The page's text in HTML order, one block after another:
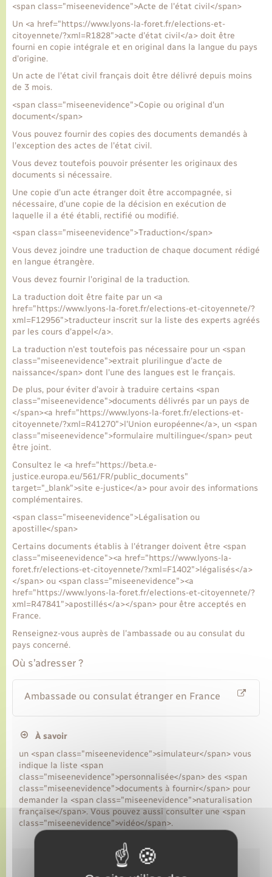
<span class="miseenevidence">Acte de l'état civil</span>
Un <a href="https://www.lyons-la-foret.fr/elections-et-
citoyennete/?xml=R1828">acte d'état civil</a> doit être
fourni en copie intégrale et en original dans la langue du pays
d'origine.
Un acte de l'état civil français doit être délivré depuis moins
de 3 mois.
<span class="miseenevidence">Copie ou original d'un
document</span>
Vous pouvez fournir des copies des documents demandés à
l'exception des actes de l'état civil.
Vous devez toutefois pouvoir présenter les originaux des
documents si nécessaire.
Une copie d'un acte étranger doit être accompagnée, si
nécessaire, d'une copie de la décision en exécution de
laquelle il a été établi, rectifié ou modifié.
<span class="miseenevidence">Traduction</span>
Vous devez joindre une traduction de chaque document rédigé
en langue étrangère.
Vous devez fournir l'original de la traduction.
La traduction doit être faite par un <a
href="https://www.lyons-la-foret.fr/elections-et-citoyennete/?
xml=F12956">traducteur inscrit sur la liste des experts agréés
par les cours d'appel</a>.
La traduction n'est toutefois pas nécessaire pour un <span
class="miseenevidence">extrait plurilingue d'acte de
naissance</span> dont l'une des langues est le français.
De plus, pour éviter d'avoir à traduire certains <span
class="miseenevidence">documents délivrés par un pays de
</span><a href="https://www.lyons-la-foret.fr/elections-et-
citoyennete/?xml=R41270">l'Union européenne</a>, un <span
class="miseenevidence">formulaire multilingue</span> peut
être joint.
Consultez le <a href="https://beta.e-
justice.europa.eu/561/FR/public_documents"
target="_blank">site e-justice</a> pour avoir des informations
complémentaires.
<span class="miseenevidence">Légalisation ou
apostille</span>
Certains documents établis à l'étranger doivent être <span
class="miseenevidence"><a href="https://www.lyons-la-
foret.fr/elections-et-citoyennete/?xml=F1402">légalisés</a>
</span> ou <span class="miseenevidence"><a
href="https://www.lyons-la-foret.fr/elections-et-citoyennete/?
xml=R47841">apostillés</a></span> pour être acceptés en
France.
Renseignez-vous auprès de l'ambassade ou au consulat du
pays concerné.
Où s’adresser ?
Ambassade ou consulat étranger en France
À savoir
un <span class="miseenevidence">simulateur</span> vous
indique la liste <span
class="miseenevidence">personnalisée</span> des <span
class="miseenevidence">documents à fournir</span> pour
demander la <span class="miseenevidence">naturalisation
française</span>. Vous pouvez aussi consulter une <span
class="miseenevidence">vidéo</span>.